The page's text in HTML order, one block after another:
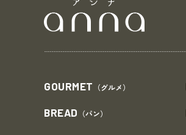
GOURMET （グルメ）
BREAD （パン）